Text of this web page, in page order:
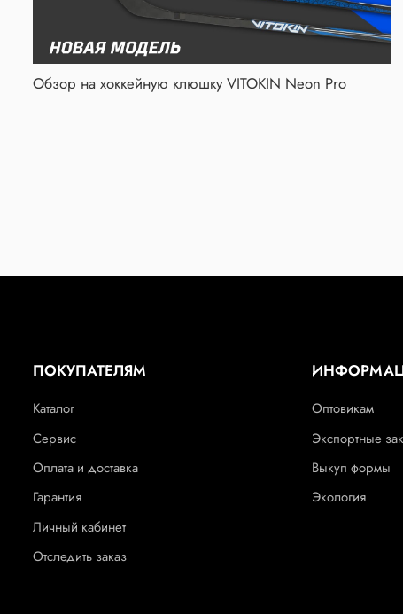
Обзор на хоккейную клюшку VITOKIN Neon Pro
ПОКУПАТЕЛЯМ
Каталог
Сервис
Оплата и доставка
Гарантия
Личный кабинет
Отследить заказ
Оптовикам
Экспортные
Выкуп формы
Экология